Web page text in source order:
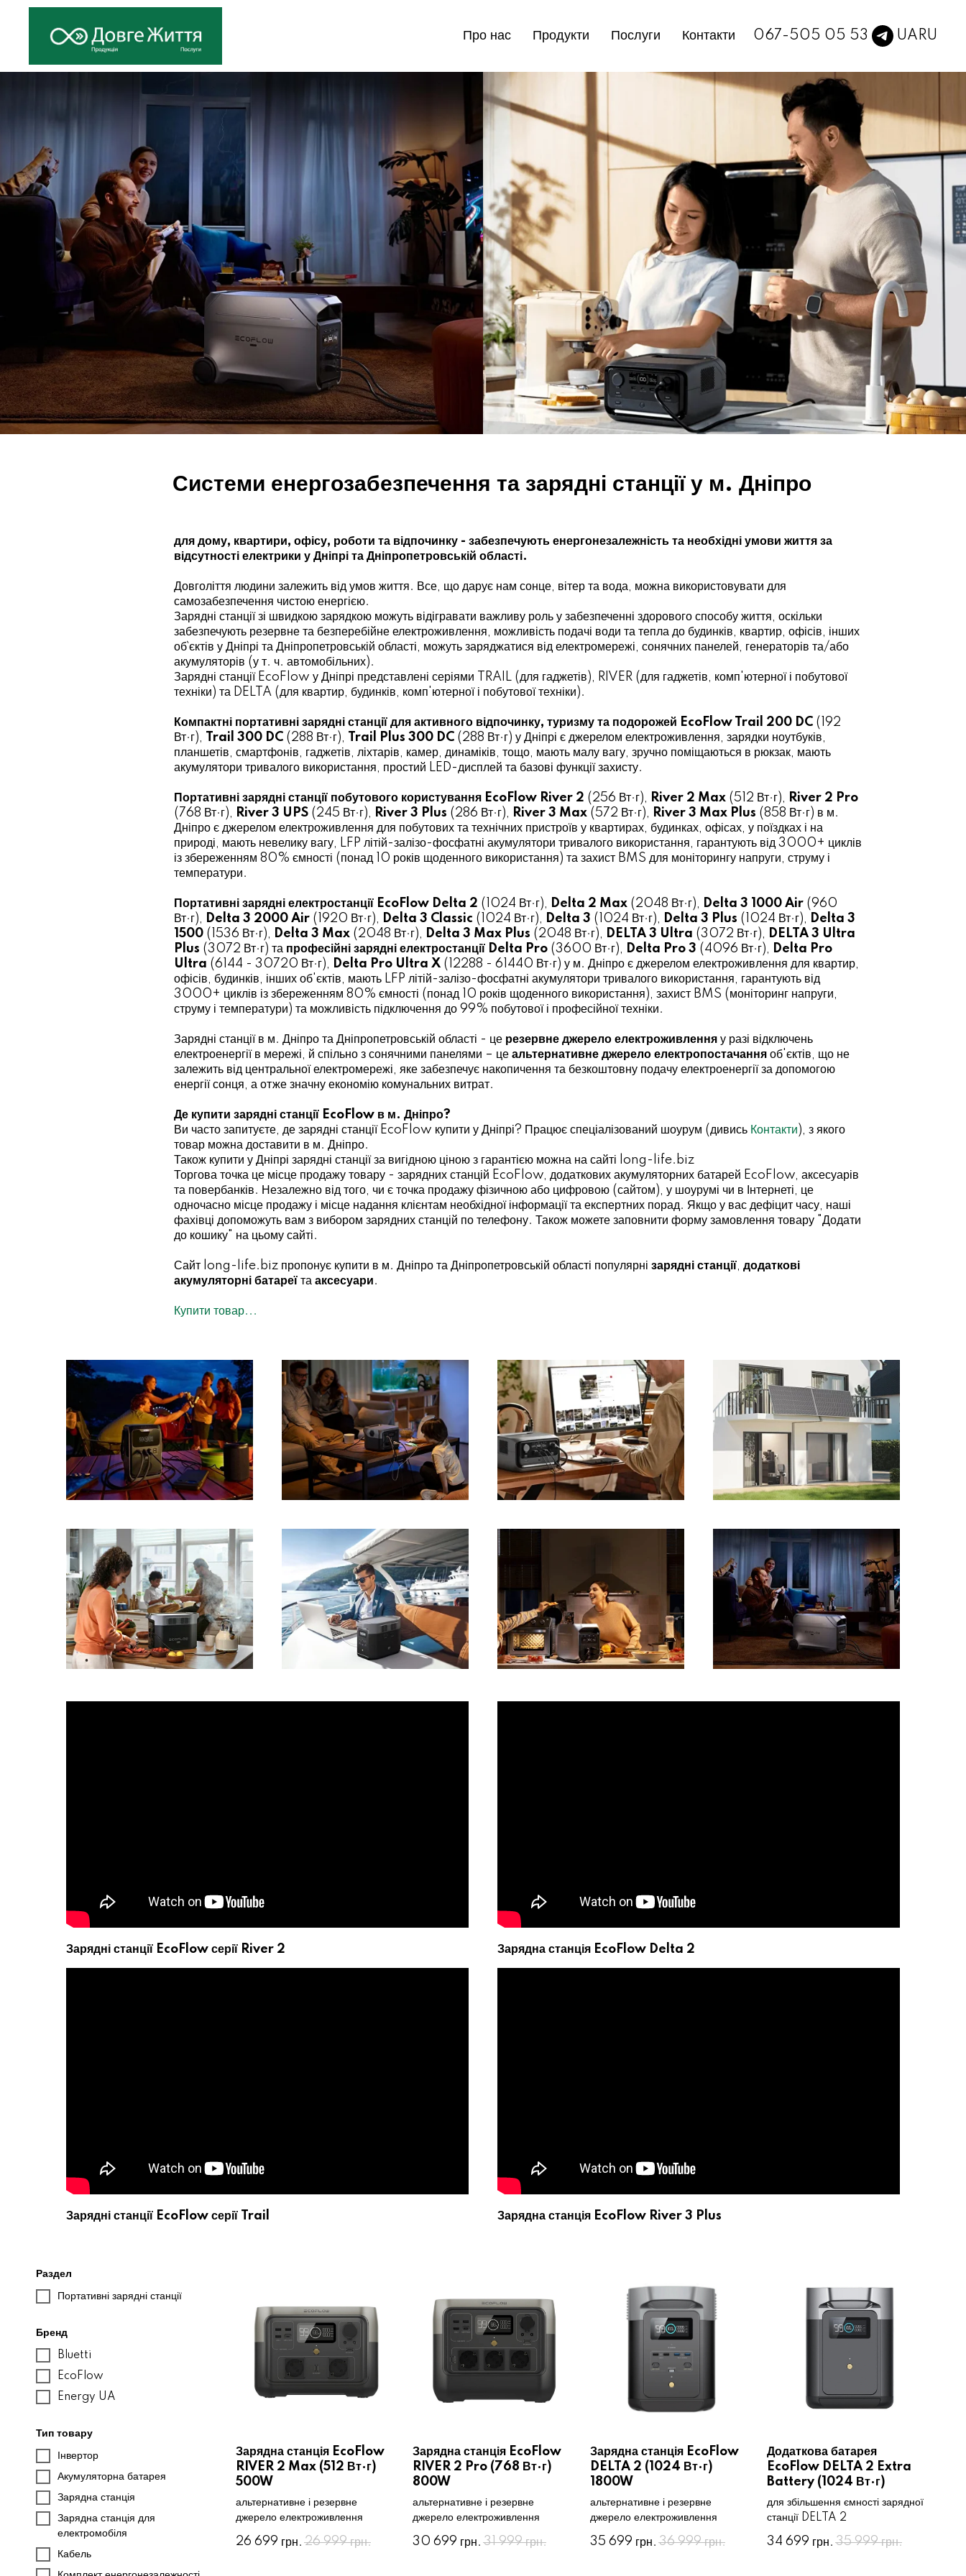
Про нас Продукти Послуги Контакти 067-505 05 53 UA RU
Системи енергозабезпечення та зарядні станції у м. Дніпро
для дому, квартири, офісу, роботи та відпочинку - забезпечують енергонезалежність та необхідні умови життя за
відсутності електрики у Дніпрі та Дніпропетровській області.
Довголіття людини залежить від умов життя. Все, що дарує нам сонце, вітер та вода, можна використовувати для
самозабезпечення чистою енергією.
Зарядні станції зі швидкою зарядкою можуть відігравати важливу роль у забезпеченні здорового способу життя, оскільки
забезпечують резервне та безперебійне електроживлення, можливість подачі води та тепла до будинків, квартир, офісів, інших
об`єктів у Дніпрі та Дніпропетровській області, можуть заряджатися від електромережі, сонячних панелей, генераторів та/або
акумуляторів (у т. ч. автомобільних).
Зарядні станції EcoFlow у Дніпрі представлені серіями TRAIL (для гаджетів), RIVER (для гаджетів, комп'ютерної і побутової
техніки) та DELTA (для квартир, будинків, комп'ютерної і побутової техніки).
Компактні портативні зарядні станції для активного відпочинку, туризму та подорожей EcoFlow Trail 200 DC (192
Вт·г), Trail 300 DC (288 Вт·г), Trail Plus 300 DC (288 Вт·г) у Дніпрі є джерелом електроживлення, зарядки ноутбуків,
планшетів, смартфонів, гаджетів, ліхтарів, камер, динаміків, тощо, мають малу вагу, зручно поміщаються в рюкзак, мають
акумулятори тривалого використання, простий LED-дисплей та базові функції захисту.
Портативні зарядні станції побутового користування EcoFlow River 2 (256 Вт·г), River 2 Max (512 Вт·г), River 2 Pro
(768 Вт·г), River 3 UPS (245 Вт·г), River 3 Plus (286 Вт·г), River 3 Max (572 Вт·г), River 3 Max Plus (858 Вт·г) в м.
Дніпро є джерелом електроживлення для побутових та технічних пристроїв у квартирах, будинках, офісах, у поїздках і на
природі, мають невелику вагу, LFP літій-залізо-фосфатні акумулятори тривалого використання, гарантують від 3000+ циклів
із збереженням 80% ємності (понад 10 років щоденного використання) та захист BMS для моніторингу напруги, струму і
температури.
Портативні зарядні електростанції EcoFlow Delta 2 (1024 Вт·г), Delta 2 Max (2048 Вт·г), Delta 3 1000 Air (960
Вт·г), Delta 3 2000 Air (1920 Вт·г), Delta 3 Classic (1024 Вт·г), Delta 3 (1024 Вт·г), Delta 3 Plus (1024 Вт·г), Delta 3
1500 (1536 Вт·г), Delta 3 Max (2048 Вт·г), Delta 3 Max Plus (2048 Вт·г), DELTA 3 Ultra (3072 Вт·г), DELTA 3 Ultra
Plus (3072 Вт·г) та професійні зарядні електростанції Delta Pro (3600 Вт·г), Delta Pro 3 (4096 Вт·г), Delta Pro
Ultra (6144 - 30720 Вт·г), Delta Pro Ultra X (12288 - 61440 Вт·г) у м. Дніпро є джерелом електроживлення для квартир,
офісів, будинків, інших об'єктів, мають LFP літій-залізо-фосфатні акумулятори тривалого використання, гарантують від
3000+ циклів із збереженням 80% ємності (понад 10 років щоденного використання), захист BMS (моніторинг напруги,
струму і температури) та можливість підключення до 99% побутової і професійної техніки.
Зарядні станції в м. Дніпро та Дніпропетровській області - це резервне джерело електроживлення у разі відключень
електроенергії в мережі, й спільно з сонячними панелями – це альтернативне джерело електропостачання об'єктів, що не
залежить від центральної електромережі, яке забезпечує накопичення та безкоштовну подачу електроенергії за допомогою
енергії сонця, а отже значну економію комунальних витрат.
Де купити зарядні станції EcoFlow в м. Дніпро?
Ви часто запитуєте, де зарядні станції EcoFlow купити у Дніпрі? Працює спеціалізований шоурум (дивись Контакти), з якого
товар можна доставити в м. Дніпро.
Також купити у Дніпрі зарядні станції за вигідною ціною з гарантією можна на сайті long-life.biz
Торгова точка це місце продажу товару - зарядних станцій EcoFlow, додаткових акумуляторних батарей EcoFlow, аксесуарів
та повербанків. Незалежно від того, чи є точка продажу фізичною або цифровою (сайтом), у шоурумі чи в Інтернеті, це
одночасно місце продажу і місце надання клієнтам необхідної інформації та експертних порад. Якщо у вас дефіцит часу, наші
фахівці допоможуть вам з вибором зарядних станцій по телефону. Також можете заповнити форму замовлення товару "Додати
до кошику" на цьому сайті.
Сайт long-life.biz пропонує купити в м. Дніпро та Дніпропетровській області популярні зарядні станції, додаткові
акумуляторні батареї та аксесуари.
Купити товар...
Зарядні станції EcoFlow серії River 2 Зарядна станція EcoFlow Delta 2
Зарядні станції EcoFlow серії Trail Зарядна станція EcoFlow River 3 Plus
Раздел
Портативні зарядні станції
Бренд
Bluetti
EcoFlow
Energy UA
Тип товару
Інвертор
Акумуляторна батарея
Зарядна станція
Зарядна станція для
електромобіля
Кабель
Зарядна станція EcoFlow
RIVER 2 Max (512 Вт·г)
500W
альтернативне і резервне
джерело електроживлення
26 699 грн. 26 999 грн.
Зарядна станція EcoFlow
RIVER 2 Pro (768 Вт·г)
800W
альтернативне і резервне
джерело електроживлення
30 699 грн. 31 999 грн.
Зарядна станція EcoFlow
DELTA 2 (1024 Вт·г)
1800W
альтернативне і резервне
джерело електроживлення
35 699 грн. 36 999 грн.
Додаткова батарея
EcoFlow DELTA 2 Extra
Battery (1024 Вт·г)
для збільшення ємності зарядної
станції DELTA 2
34 699 грн. 35 999 грн.